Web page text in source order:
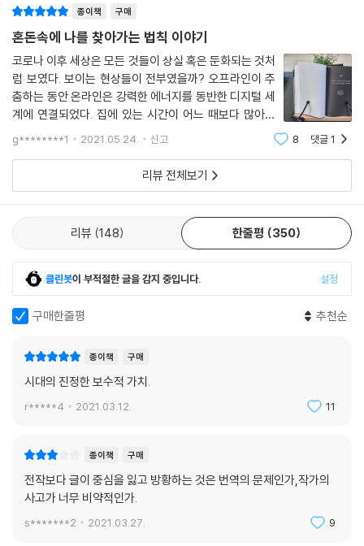
종이책 구매
혼돈속에 나를 찾아가는 법칙 이야기
코로나 이후 세상은 모든 것들이 상실 혹은 둔화되는 것처
럼 보였다. 보이는 현상들이 전부였을까? 오프라인이 주
춤하는 동안 온라인은 강력한 에너지를 동반한 디지털 세
계에 연결되었다. 집에 있는 시간이 어느 때보다 많아진
지금 드디어 우리 자신을 성찰하는 절호의 기회가 주어진
것이다. 대면으로 잃어버린 에너지의 자장을 어떻게 표출
할 것인가? 아직도 비대면으로 낯설지만
g********1 2021.05.24. 신고 8 댓글1
리뷰 전체보기
리뷰 148 한줄평 350
클린봇이 부적절한 글을 감지 중입니다. 설정
구매한줄평 추천순
종이책 구매
시대의 진정한 보수적 가치.
r*****4 2021.03.12. 11
종이책 구매
전작보다 글이 중심을 잃고 방황하는 것은 번역의 문제인가,작가의
사고가 너무 비약적인가.
s*******2 2021.03.27. 9